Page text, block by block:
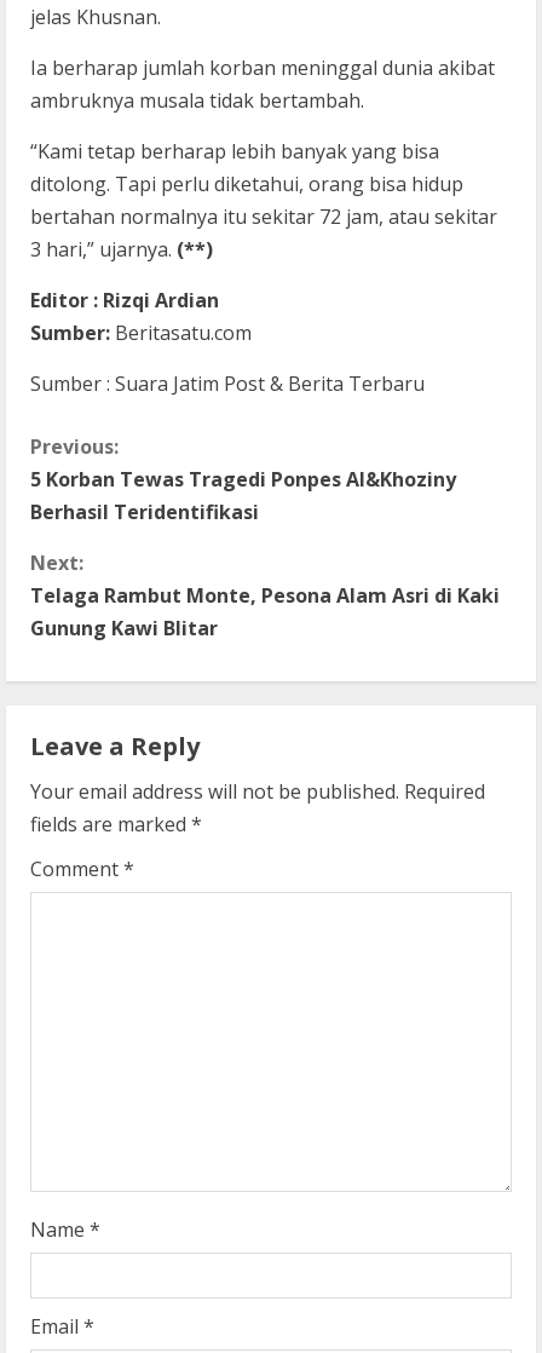
jelas Khusnan.
Ia berharap jumlah korban meninggal dunia akibat
ambruknya musala tidak bertambah.
“Kami tetap berharap lebih banyak yang bisa
ditolong. Tapi perlu diketahui, orang bisa hidup
bertahan normalnya itu sekitar 72 jam, atau sekitar
3 hari,” ujarnya. (**)
Editor : Rizqi Ardian
Sumber: Beritasatu.com
Sumber : Suara Jatim Post & Berita Terbaru
C
o
n
t
u
e
R
Previous:
5 Korban Tewas Tragedi Ponpes Al&Khoziny
Berhasil Teridentifikasi
Next:
Telaga Rambut Monte, Pesona Alam Asri di Kaki
Gunung Kawi Blitar
Leave a Reply
Your email address will not be published. Required
fields are marked *
Comment*
Name *
Email *